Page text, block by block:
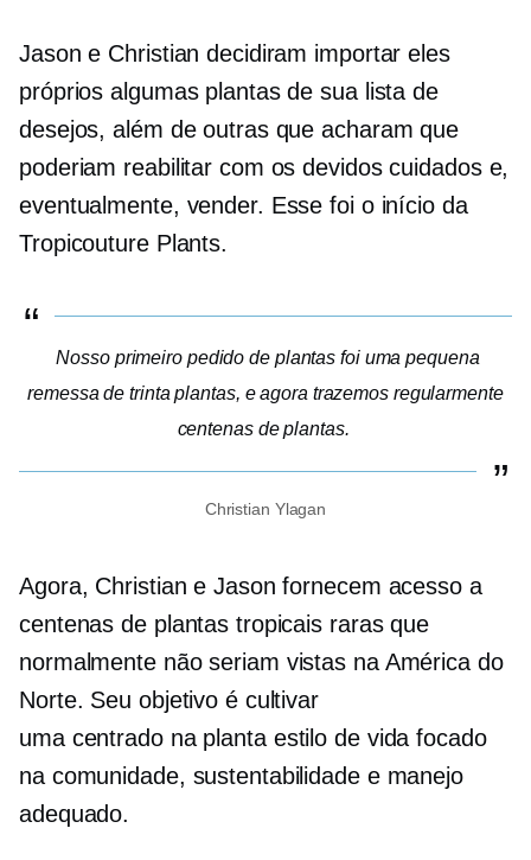
Jason e Christian decidiram importar eles
próprios algumas plantas de sua lista de
desejos, além de outras que acharam que
poderiam reabilitar com os devidos cuidados e,
eventualmente, vender. Esse foi o início da
Tropicouture Plants.
Nosso primeiro pedido de plantas foi uma pequena
remessa de trinta plantas, e agora trazemos regularmente
centenas de plantas.
Christian Ylagan
Agora, Christian e Jason fornecem acesso a
centenas de plantas tropicais raras que
normalmente não seriam vistas na América do
Norte. Seu objetivo é cultivar
uma centrado na plantaestilo de vida focado
na comunidade, sustentabilidade e manejo
adequado.